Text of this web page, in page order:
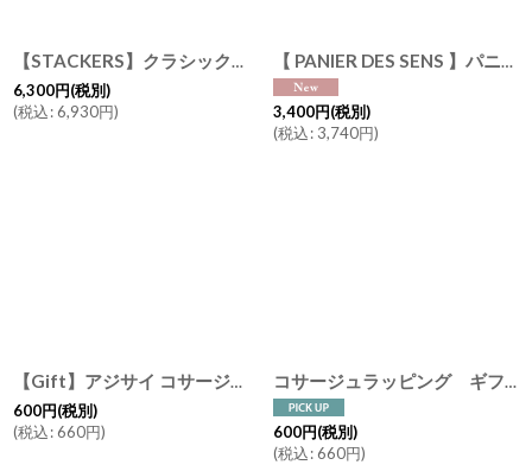
【STACKERS】クラシック ジュエリーボックス Lid リッド （蓋付ケース）ラベンダー Lavender スタッカーズ ロンドン イギリス
6,300円(税別)
(税込:6,930円)
【 PANIER DES SENS 】パニエデサンス ESSENTIALS エッセンシャルズ ハンドケア ギフトセット ハンドクリーム 30ml 3本 ローズ バーベナ ラベンダー
3,400円(税別)
(税込: 3,740円)
【Gift】アジサイ コサージュ ラッピング Hydrangea Corsage Wrapping ギフト 有料ラッピング フラワーコサージュ
600円(税別)
(税込:660円)
コサージュラッピング ギフト GIFT COLLECTION A ・B・C・J フラワー 600 花 プレゼント ギフトコレクション ラッピング
600円(税別)
(税込:660円)